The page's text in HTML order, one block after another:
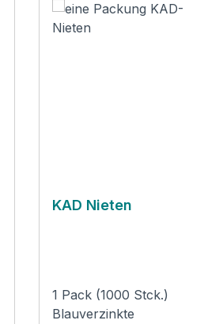
KAD Nieten
1 Pack (1000 Stck.)
Blauverzinkte